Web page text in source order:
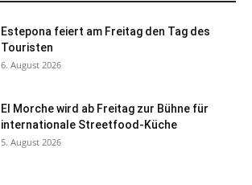
Estepona feiert am Freitag den Tag des
Touristen
6. August 2026
El Morche wird ab Freitag zur Bühne für
internationale Streetfood-Küche
5. August 2026